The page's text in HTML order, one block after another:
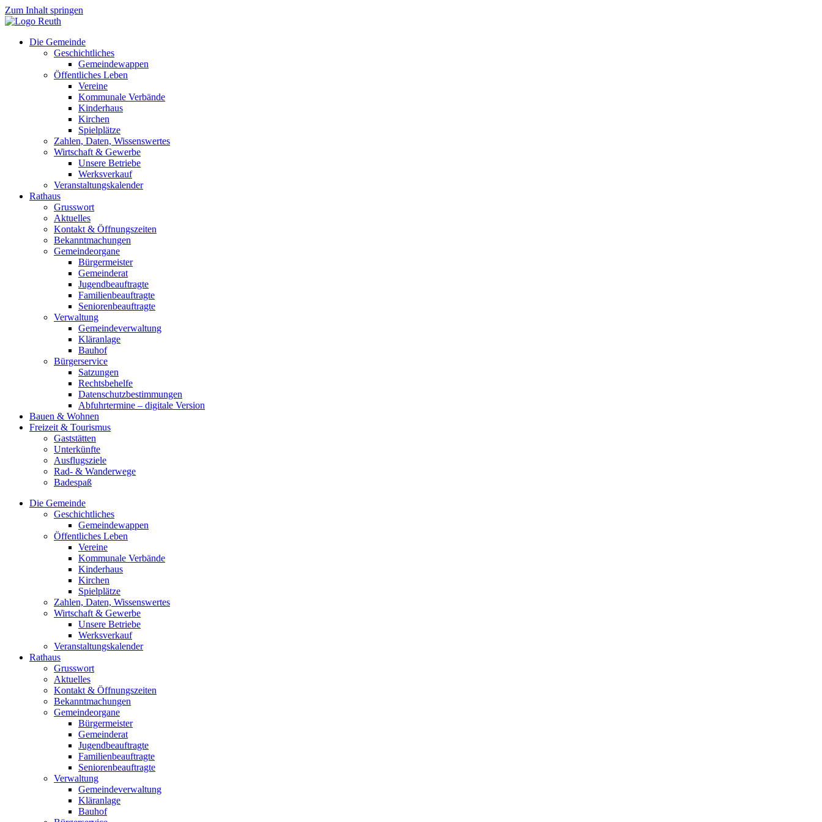
Zum Inhalt springen
Die Gemeinde
Geschichtliches
Gemeindewappen
Öffentliches Leben
Vereine
Kommunale Verbände
Kinderhaus
Kirchen
Spielplätze
Zahlen, Daten, Wissenswertes
Wirtschaft & Gewerbe
Unsere Betriebe
Werksverkauf
Veranstaltungskalender
Rathaus
Grusswort
Aktuelles
Kontakt & Öffnungszeiten
Bekanntmachungen
Gemeindeorgane
Bürgermeister
Gemeinderat
Jugendbeauftragte
Familienbeauftragte
Seniorenbeauftragte
Verwaltung
Gemeindeverwaltung
Kläranlage
Bauhof
Bürgerservice
Satzungen
Rechtsbehelfe
Datenschutzbestimmungen
Abfuhrtermine – digitale Version
Bauen & Wohnen
Freizeit & Tourismus
Gaststätten
Unterkünfte
Ausflugsziele
Rad- & Wanderwege
Badespaß
Die Gemeinde
Geschichtliches
Gemeindewappen
Öffentliches Leben
Vereine
Kommunale Verbände
Kinderhaus
Kirchen
Spielplätze
Zahlen, Daten, Wissenswertes
Wirtschaft & Gewerbe
Unsere Betriebe
Werksverkauf
Veranstaltungskalender
Rathaus
Grusswort
Aktuelles
Kontakt & Öffnungszeiten
Bekanntmachungen
Gemeindeorgane
Bürgermeister
Gemeinderat
Jugendbeauftragte
Familienbeauftragte
Seniorenbeauftragte
Verwaltung
Gemeindeverwaltung
Kläranlage
Bauhof